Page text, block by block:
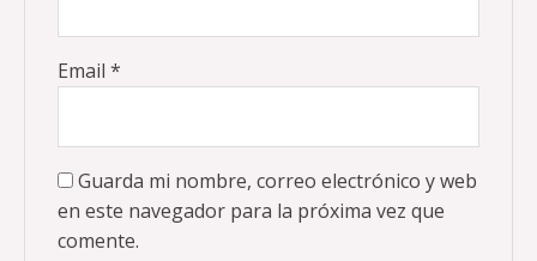
Email *
Guarda mi nombre, correo electrónico y web
en este navegador para la próxima vez que
comente.